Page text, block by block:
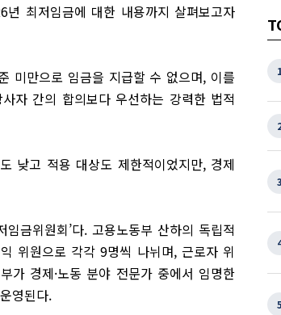
최저임금에 대한 내용까지 살펴보고자
미만으로 임금을 지급할 수 없으며, 이를
자 간의 합의보다 우선하는 강력한 법적
낮고 적용 대상도 제한적이었지만, 경제
금위원회’다. 고용노동부 산하의 독립적
위원으로 각각 9명씩 나뉘며, 근로자 위
가 경제·노동 분야 전문가 중에서 임명한
영된다.
1
3
5